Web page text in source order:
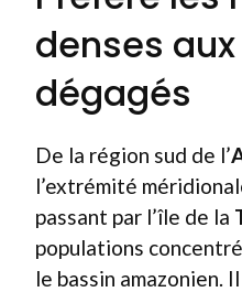
denses
dégagés
De la région sud de l’
l’extrémité
passant par l’île de la
populations
le bassin amazonien.